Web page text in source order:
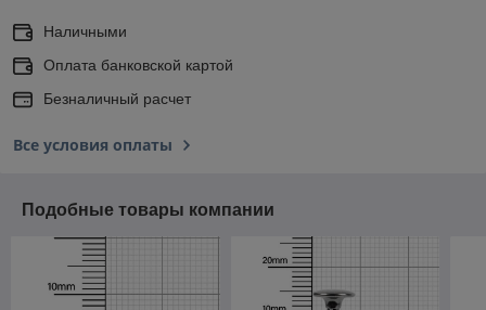
Наличными
Оплата банковской картой
Безналичный расчет
Все условия оплаты
Подобные товары компании